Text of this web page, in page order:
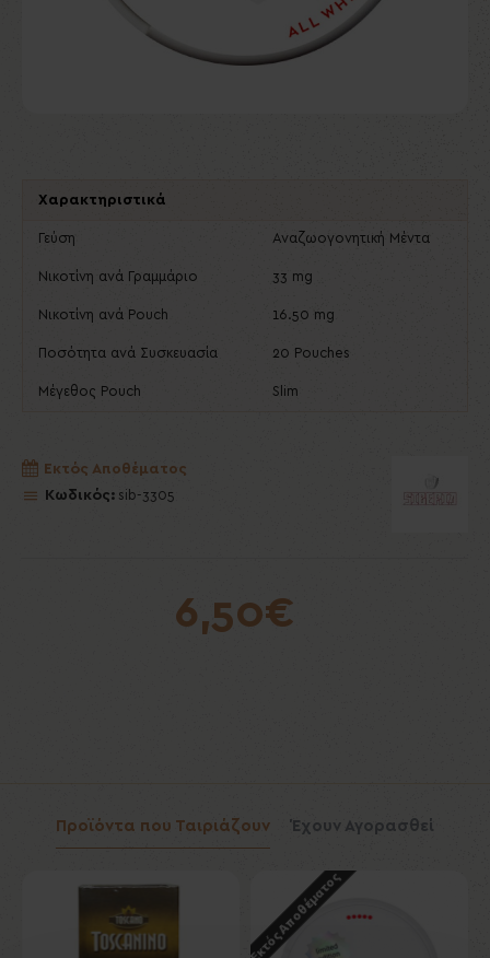
Χαρακτηριστικά
Γεύση Αναζωογονητική Μέντα
Νικοτίνη ανά Γραμμάριο 33 mg
Νικοτίνη ανά Pouch 16.50 mg
Ποσότητα ανά Συσκευασία 20 Pouches
Μέγεθος Pouch Slim
6,50€
Εκτός Αποθέματος
Κωδικός: sib-3305
Προϊόντα που Ταιριάζουν Έχουν Αγορασθεί
Εκτός Αποθέματος